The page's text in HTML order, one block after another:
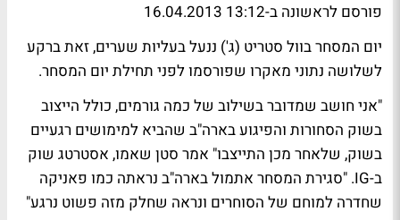
פורסם לראשונה ב-13:12 16.04.2013
יום המסחר בוול סטריט (ג') ננעל בעליות שערים, זאת ברקע
לשלושה נתוני מאקרו שפורסמו לפני תחילת יום המסחר.
"אני חושב שמדובר בשילוב של כמה גורמים, כולל הייצוב
בשוק הסחורות והפיגוע בארה"ב שהביא למימושים רגעיים
בשוק, שלאחר מכן התייצבו" אמר סטן שאמו, אסטרטג שוק
ב-IG. "סגירת המסחר אתמול בארה"ב נראתה כמו פאניקה
שחדרה למוחם של הסוחרים ונראה שחלק מזה פשוט נרגע"